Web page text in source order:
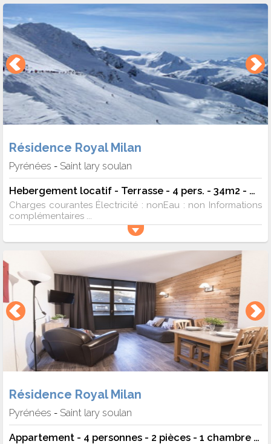
Résidence Royal Milan
Pyrénées - Saint lary soulan
Hebergement locatif - Terrasse - 4 pers. - 34m2 - TV
Charges courantes Électricité : nonEau : non Informations
complémentaires ...
Résidence Royal Milan
Pyrénées - Saint lary soulan
Appartement - 4 personnes - 2 pièces - 1 chambre - 34 m²